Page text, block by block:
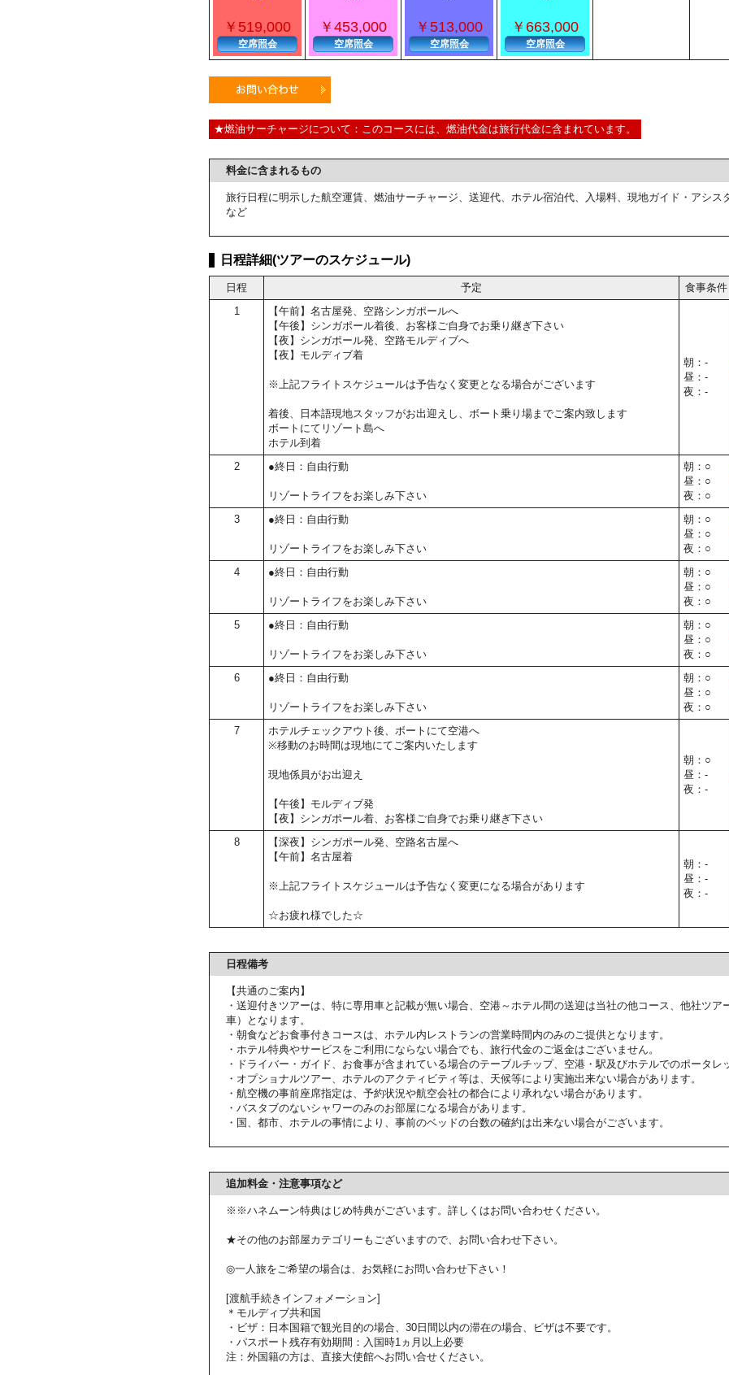
￥519,000
空席照会
￥453,000
空席照会
￥513,000
空席照会
￥663,000
空席照会
★燃油サーチャージについて：このコースには、燃油代金は旅行代金に含まれています。
料金に含まれるもの
旅行日程に明示した航空運賃、燃油サーチャージ、送迎代、ホテル宿泊代、入場料、現地ガイド・アシス
など
日程詳細(ツアーのスケジュール)
日程 予定 食事条件
1
【午前】名古屋発、空路シンガポールへ
【午後】シンガポール着後、お客様ご自身でお乗り継ぎ下さい
【夜】シンガポール発、空路モルディブへ
【夜】モルディブ着
※上記フライトスケジュールは予告なく変更となる場合がございます
着後、日本語現地スタッフがお出迎えし、ボート乗り場までご案内致します
ボートにてリゾート島へ
ホテル到着
朝：-
昼：-
夜：-
2 ●終日：自由行動
リゾートライフをお楽しみ下さい
朝：○
昼：○
夜：○
3 ●終日：自由行動
リゾートライフをお楽しみ下さい
朝：○
昼：○
夜：○
4 ●終日：自由行動
リゾートライフをお楽しみ下さい
朝：○
昼：○
夜：○
5 ●終日：自由行動
リゾートライフをお楽しみ下さい
朝：○
昼：○
夜：○
6 ●終日：自由行動
リゾートライフをお楽しみ下さい
朝：○
昼：○
夜：○
7
ホテルチェックアウト後、ボートにて空港へ
※移動のお時間は現地にてご案内いたします
現地係員がお出迎え
【午後】モルディブ発
【夜】シンガポール着、お客様ご自身でお乗り継ぎ下さい
朝：○
昼：-
夜：-
8
【深夜】シンガポール発、空路名古屋へ
【午前】名古屋着
※上記フライトスケジュールは予告なく変更になる場合があります
☆お疲れ様でした☆
朝：-
昼：-
夜：-
日程備考
【共通のご案内】
・送迎付きツアーは、特に専用車と記載が無い場合、空港～ホテル間の送迎は当社の他コース、他社ツア
車）となります。
・朝食などお食事付きコースは、ホテル内レストランの営業時間内のみのご提供となります。
・ホテル特典やサービスをご利用にならない場合でも、旅行代金のご返金はございません。
・ドライバー・ガイド、お食事が含まれている場合のテーブルチップ、空港・駅及びホテルでのポータレ
・オプショナルツアー、ホテルのアクティビティ等は、天候等により実施出来ない場合があります。
・航空機の事前座席指定は、予約状況や航空会社の都合により承れない場合があります。
・バスタブのないシャワーのみのお部屋になる場合があります。
・国、都市、ホテルの事情により、事前のベッドの台数の確約は出来ない場合がございます。
追加料金・注意事項など
※※ハネムーン特典はじめ特典がございます。詳しくはお問い合わせください。
★その他のお部屋カテゴリーもございますので、お問い合わせ下さい。
◎一人旅をご希望の場合は、お気軽にお問い合わせ下さい！
[渡航手続きインフォメーション]
＊モルディブ共和国
・ビザ：日本国籍で観光目的の場合、30日間以内の滞在の場合、ビザは不要です。
・パスポート残存有効期間：入国時1ヵ月以上必要
注：外国籍の方は、直接大使館へお問い合せください。